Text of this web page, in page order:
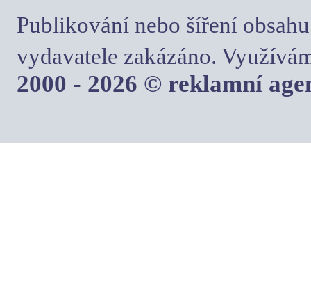
Publikování nebo šíření
vydavatele zakázáno.
2000 - 2026 © reklamní